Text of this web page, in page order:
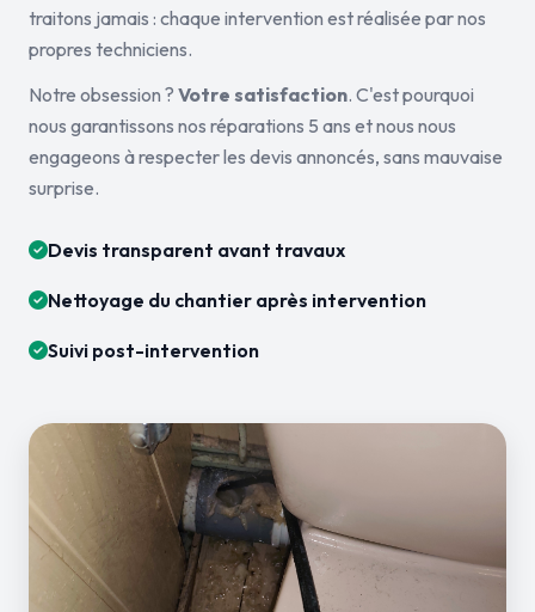
traitons jamais : chaque intervention est réalisée par nos
propres techniciens.
Notre obsession ? Votre satisfaction. C'est pourquoi
nous garantissons nos réparations 5 ans et nous nous
engageons à respecter les devis annoncés, sans mauvaise
surprise.
Devis transparent avant travaux
Nettoyage du chantier après intervention
Suivi post-intervention